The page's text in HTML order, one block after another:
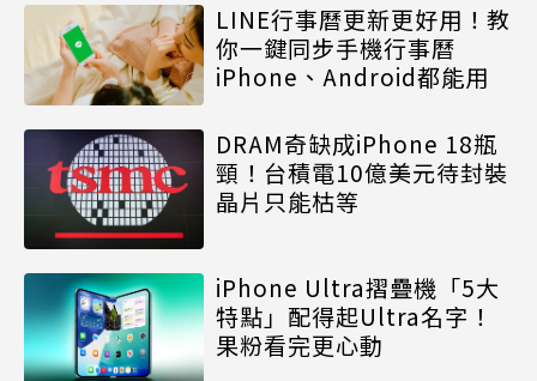
LINE行事曆更新更好用！教
你一鍵同步手機行事曆
iPhone、Android都能用
DRAM奇缺成iPhone 18瓶
頸！台積電10億美元待封裝
晶片只能枯等
iPhone Ultra摺疊機「5大
特點」配得起Ultra名字！
果粉看完更心動